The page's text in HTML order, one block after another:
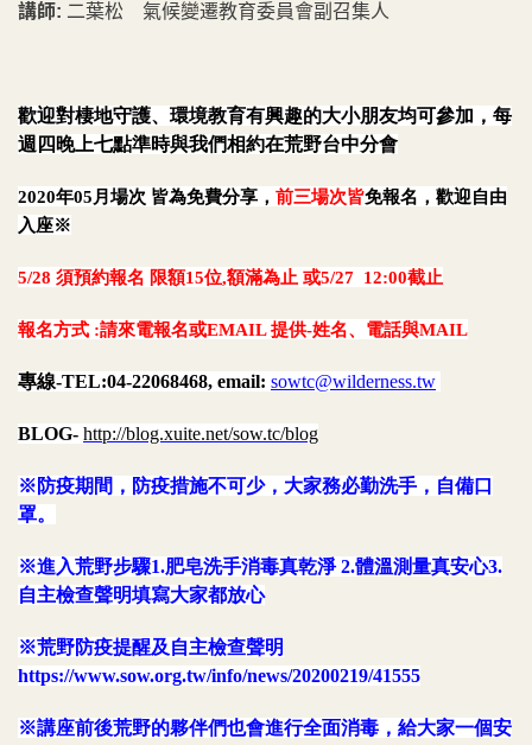
講師: 二葉松 氣候變遷教育委員會副召集人
歡迎對棲地守護、環境教育有興趣的大小朋友均可參加，每
週四晚上七點準時與我們相約在荒野台中分會
2020年05月場次 皆為免費分享， 前三場次皆免報名，歡迎自由
入座※
5/28 須預約報名 限額15位,額滿為止 或5/27 12:00截止
報名方式 :請來電報名或EMAIL 提供-姓名、電話與MAIL
專線-TEL:04-22068468, email: sowtc@wilderness.tw
BLOG- http://blog.xuite.net/sow.tc/blog
※防疫期間，防疫措施不可少，大家務必勤洗手，自備口
罩。
※進入荒野步驟1.肥皂洗手消毒真乾淨 2.體溫測量真安心3.
自主檢查聲明填寫大家都放心
※荒野防疫提醒及自主檢查聲明
https://www.sow.org.tw/info/news/20200219/41555
※講座前後荒野的夥伴們也會進行全面消毒，給大家一個安